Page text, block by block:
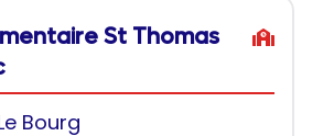
St Thomas
Bourg